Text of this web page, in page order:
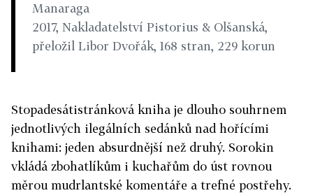
Manaraga
2017, Nakladatelství Pistorius & Olšanská,
přeložil Libor Dvořák, 168 stran, 229 korun
Stopadesátistránková kniha je dlouho souhrnem
jednotlivých ilegálních sedánků nad hořícími
knihami: jeden absurdnější než druhý. Sorokin
vkládá zbohatlíkům i kuchařům do úst rovnou
měrou mudrlantské komentáře a trefné postřehy.